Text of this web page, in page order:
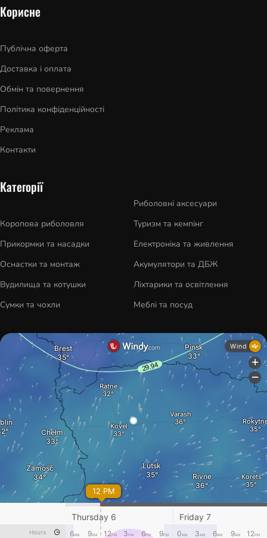
Корисне
Публічна оферта
Доставка і оплата
Обмін та повернення
Політика конфіденційності
Реклама
Контакти
Категорії
Коропова риболовля
Прикормки та насадки
Оснастки та монтаж
Вудилища та котушки
Сумки та чохли
Риболовні аксесуари
Туризм та кемпінг
Електроніка та живлення
Акумулятори та ДБЖ
Ліхтарики та освітлення
Меблі та посуд